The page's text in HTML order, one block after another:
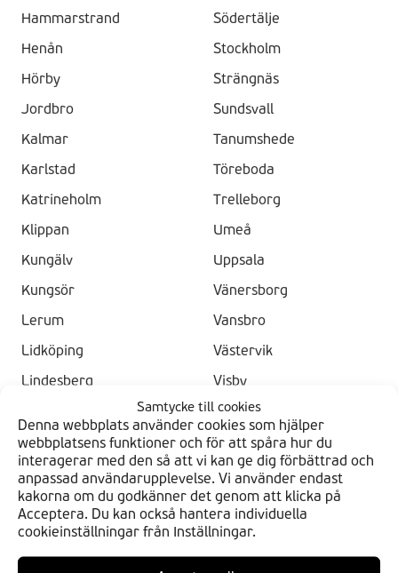
Samtycke till cookies
Denna webbplats använder cookies som hjälper
webbplatsens funktioner och för att spåra hur du
interagerar med den så att vi kan ge dig förbättrad och
anpassad användarupplevelse. Vi använder endast
kakorna om du godkänner det genom att klicka på
Acceptera. Du kan också hantera individuella
cookieinställningar från Inställningar.
Hammarstrand
Henån
Hörby
Jordbro
Kalmar
Karlstad
Katrineholm
Klippan
Kungälv
Kungsör
Lerum
Lidköping
Lindesberg
Södertälje
Stockholm
Strängnäs
Sundsvall
Tanumshede
Töreboda
Trelleborg
Umeå
Uppsala
Vänersborg
Vansbro
Västervik
Visby
Ystad
HITTA DIN BDS